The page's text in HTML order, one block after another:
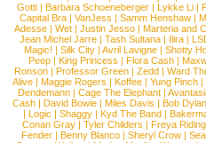
Gotti |Barbara Schoeneberger |Lykke Li |
Capital Bra |VanJess |Samm Henshaw |
Adesse |Wet |Justin Jesso |Marteria and
Jean Michel Jarre |Tash Sultana | Ilira |
Magic! | Silk City | Avril Lavigne | Shotty
Peep |King Princess |Flora Cash |
Ronson |Professor Green |Zedd |Ward
Alive |Maggie Rogers |Koffee |Yung Pinch |
Dendemann |Cage The Elephant |
Cash | David Bowie | Miles Davis | Bob Dylan
|Logic |Shaggy |Kyd The Band |
Conan Gray |Tyler Childers |Freya
Fender |Benny Blanco |Sheryl Crow |